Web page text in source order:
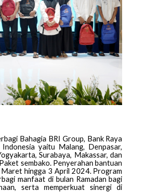
Bahagia BRI Group, Bank Raya
yaitu Malang, Denpasar,
Surabaya, Makassar, dan
sembako. Penyerahan bantuan
Maret hingga 3 April 2024. Program
manfaat di bulan Ramadan bagi
serta memperkuat sinergi di